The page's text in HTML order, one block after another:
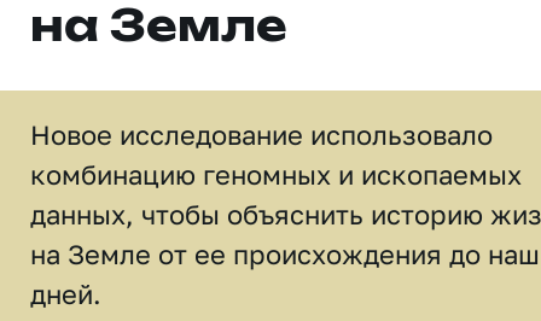
на Земле
Новое исследование использовало
комбинацию геномных и ископаемых
данных, чтобы объяснить историю
на Земле от ее происхождения до
дней.